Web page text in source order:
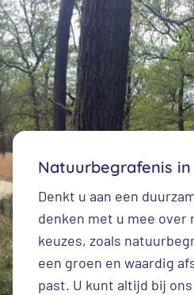
Natuurbegrafenis in
Denkt u aan een
denken met u mee
keuzes, zoals
een groen en waardig
past. U kunt altijd bij